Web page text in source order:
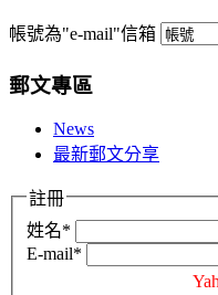
帳號為"e-mail"信箱
郵文專區
News
最新郵文分享
註冊
姓名*
E-mail*